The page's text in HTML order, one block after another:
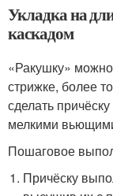
Укладка на
каскадом
«Ракушку»
стрижке, более
сделать
мелкими
Пошаговое
Причёску